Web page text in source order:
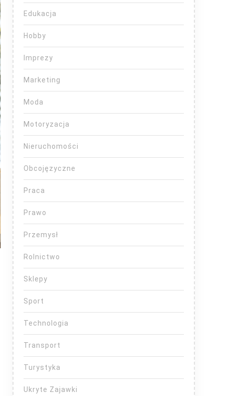
Edukacja
Hobby
Imprezy
Marketing
Moda
Motoryzacja
Nieruchomości
Obcojęzyczne
Praca
Prawo
Przemysł
Rolnictwo
Sklepy
Sport
Technologia
Transport
Turystyka
Ukryte Zajawki